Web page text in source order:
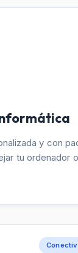
y con
tu ordenador